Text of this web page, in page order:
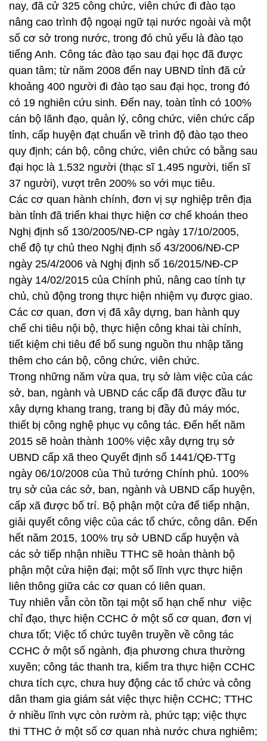
nay, đã cử 325 công chức, viên chức đi đào tạo
nâng cao trình độ ngoại ngữ tại nước ngoài và một
số cơ sở trong nước, trong đó chủ yếu là đào tạo
tiếng Anh. Công tác đào tạo sau đại học đã được
quan tâm; từ năm 2008 đến nay UBND tỉnh đã cử
khoảng 400 người đi đào tạo sau đại học, trong đó
có 19 nghiên cứu sinh. Đến nay, toàn tỉnh có 100%
cán bộ lãnh đạo, quản lý, công chức, viên chức cấp
tỉnh, cấp huyện đạt chuẩn về trình độ đào tạo theo
quy định; cán bộ, công chức, viên chức có bằng sau
đại học là 1.532 người (thạc sĩ 1.495 người, tiến sĩ
37 người), vượt trên 200% so với mục tiêu.
Các cơ quan hành chính, đơn vị sự nghiệp trên địa
bàn tỉnh đã triển khai thực hiện cơ chế khoán theo
Nghị định số 130/2005/NĐ-CP ngày 17/10/2005,
chế độ tự chủ theo Nghị định số 43/2006/NĐ-CP
ngày 25/4/2006 và Nghị định số 16/2015/NĐ-CP
ngày 14/02/2015 của Chính phủ, nâng cao tính tự
chủ, chủ động trong thực hiện nhiệm vụ được giao.
Các cơ quan, đơn vị đã xây dựng, ban hành quy
chế chi tiêu nội bộ, thực hiện công khai tài chính,
tiết kiệm chi tiêu để bổ sung nguồn thu nhập tăng
thêm cho cán bộ, công chức, viên chức.
Trong những năm vừa qua, trụ sở làm việc của các
sở, ban, ngành và UBND các cấp đã được đầu tư
xây dựng khang trang, trang bị đầy đủ máy móc,
thiết bị công nghệ phục vụ công tác. Đến hết năm
2015 sẽ hoàn thành 100% việc xây dựng trụ sở
UBND cấp xã theo Quyết định số 1441/QĐ-TTg
ngày 06/10/2008 của Thủ tướng Chính phủ. 100%
trụ sở của các sở, ban, ngành và UBND cấp huyện,
cấp xã được bố trí. Bộ phận một cửa để tiếp nhận,
giải quyết công việc của các tổ chức, công dân. Đến
hết năm 2015, 100% trụ sở UBND cấp huyện và
các sở tiếp nhận nhiều TTHC sẽ hoàn thành bộ
phận một cửa hiện đại; một số lĩnh vực thực hiện
liên thông giữa các cơ quan có liên quan.
Tuy nhiên vẫn còn tồn tại một số hạn chế như việc
chỉ đạo, thực hiện CCHC ở một số cơ quan, đơn vị
chưa tốt; Việc tổ chức tuyên truyền về công tác
CCHC ở một số ngành, địa phương chưa thường
xuyên; công tác thanh tra, kiểm tra thực hiện CCHC
chưa tích cực, chưa huy động các tổ chức và công
dân tham gia giám sát việc thực hiện CCHC; TTHC
ở nhiều lĩnh vực còn rườm rà, phức tạp; việc thực
thi TTHC ở một số cơ quan nhà nước chưa nghiêm;